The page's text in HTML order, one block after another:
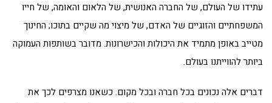
עתידו של העולם, של החברה האנושית, של הלאום והאומה, של חייו
המשפחתיים והזוגיים של האדם, של מיצוי מה שקיים בתוכו; החינוך
מטייב באופן מתמיד את היכולות והכישרונות. מדובר בשותפות העמוקה
ביותר להווייתנו בעולם.
דברים אלה נכונים בכל חברה ובכל מקום. כשאנו מצרפים לכך את